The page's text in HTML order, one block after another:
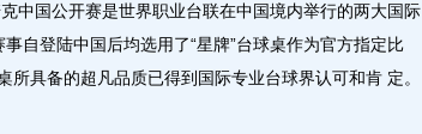
国公开赛是世界职业台联在中国境内举行的两大国际
自登陆中国后均选用了“星牌”台球桌作为官方指定比
所具备的超凡品质已得到国际专业台球界认可和肯 定。